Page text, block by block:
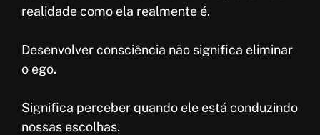
realidade como ela realmente é.
Desenvolver consciência não significa eliminar
o ego.
Significa perceber quando ele está conduzindo
nossas escolhas.